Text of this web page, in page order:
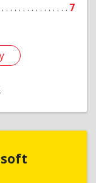
7
Uray-soft
округ